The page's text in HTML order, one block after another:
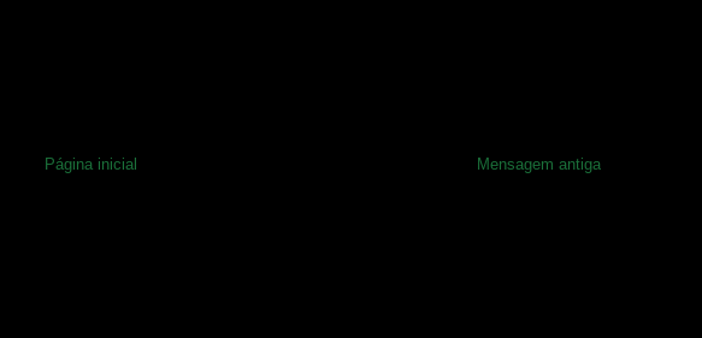
Mensagem antiga
Página inicial